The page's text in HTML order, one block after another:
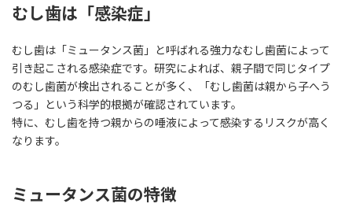
むし歯は「感染症」
むし歯は「ミュータンス菌」と呼ばれる強力なむし歯菌によって
引き起こされる感染症です。研究によれば、親子間で同じタイプ
のむし歯菌が検出されることが多く、「むし歯菌は親から子へう
つる」という科学的根拠が確認されています。
特に、むし歯を持つ親からの唾液によって感染するリスクが高く
なります。
ミュータンス菌の特徴